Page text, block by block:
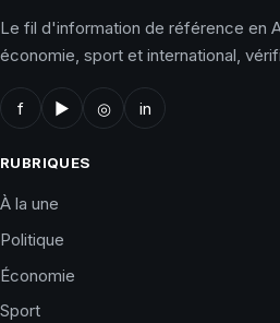
Le fil d'information de référence en
économie, sport et international,
f ▶ ◎ in
RUBRIQUES
À la une
Politique
Économie
Sport